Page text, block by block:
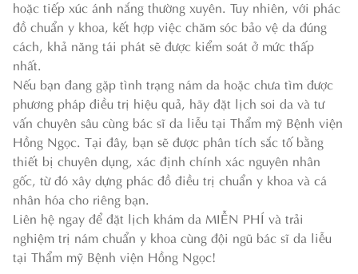
hoặc tiếp xúc ánh nắng thường xuyên. Tuy nhiên, với phác
đồ chuẩn y khoa, kết hợp việc chăm sóc bảo vệ da đúng
cách, khả năng tái phát sẽ được kiểm soát ở mức thấp
nhất.
Nếu bạn đang gặp tình trạng nám da hoặc chưa tìm được
phương pháp điều trị hiệu quả, hãy đặt lịch soi da và tư
vấn chuyên sâu cùng bác sĩ da liễu tại Thẩm mỹ Bệnh viện
Hồng Ngọc. Tại đây, bạn sẽ được phân tích sắc tố bằng
thiết bị chuyên dụng, xác định chính xác nguyên nhân
gốc, từ đó xây dựng phác đồ điều trị chuẩn y khoa và cá
nhân hóa cho riêng bạn.
Liên hệ ngay để đặt lịch khám da MIỄN PHÍ và trải
nghiệm trị nám chuẩn y khoa cùng đội ngũ bác sĩ da liễu
tại Thẩm mỹ Bệnh viện Hồng Ngọc!